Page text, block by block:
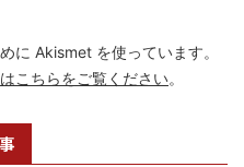
に Akismet を使っています。
こちらをご覧ください。